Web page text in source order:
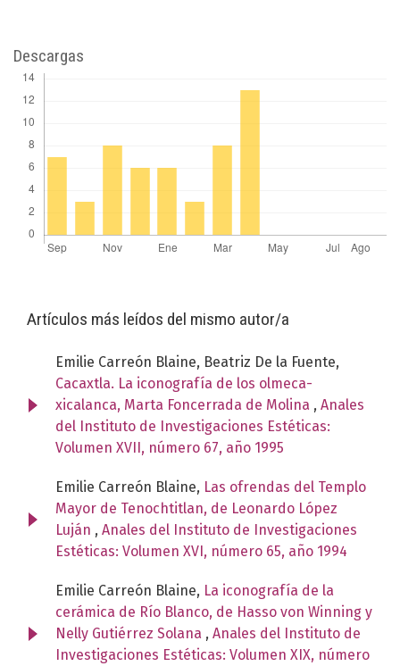
Descargas
Artículos más leídos del mismo autor/a
Emilie Carreón Blaine, Beatriz De la Fuente,
Cacaxtla. La iconografía de los olmeca-
xicalanca, Marta Foncerrada de Molina , Anales
del Instituto de Investigaciones Estéticas:
Volumen XVII, número 67, año 1995
Emilie Carreón Blaine, Las ofrendas del Templo
Mayor de Tenochtitlan, de Leonardo López
Luján , Anales del Instituto de Investigaciones
Estéticas: Volumen XVI, número 65, año 1994
Emilie Carreón Blaine, La iconografía de la
cerámica de Río Blanco, de Hasso von Winning y
Nelly Gutiérrez Solana , Anales del Instituto de
Investigaciones Estéticas: Volumen XIX, número